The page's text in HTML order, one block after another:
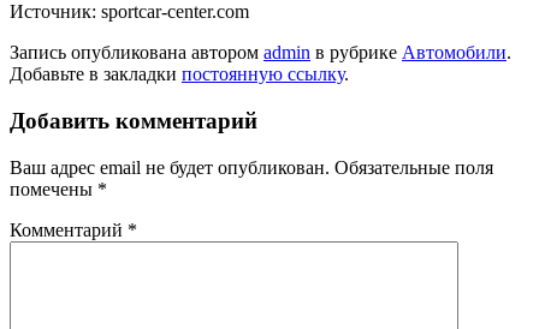
Источник: sportcar-center.com
Запись опубликована автором admin в рубрике Автомобили.
Добавьте в закладки постоянную ссылку.
Добавить комментарий
Ваш адрес email не будет опубликован. Обязательные поля
помечены *
Комментарий *